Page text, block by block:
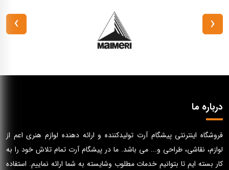
‹
›
درباره ما
فروشگاه اینترنتی پیشگام آرت تولیدکننده و ارائه دهنده لوازم هنری اعم از
لوازم، نقاشی، طراحی و... می باشد. ما در پیشگام آرت تمام تلاش خود را به
کار بسته ایم تا بتوانیم خدمات مطلوب وشایسته به شما ارائه نماییم. استفاده